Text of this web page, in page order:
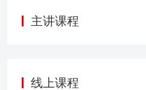
主讲课程
线上课程